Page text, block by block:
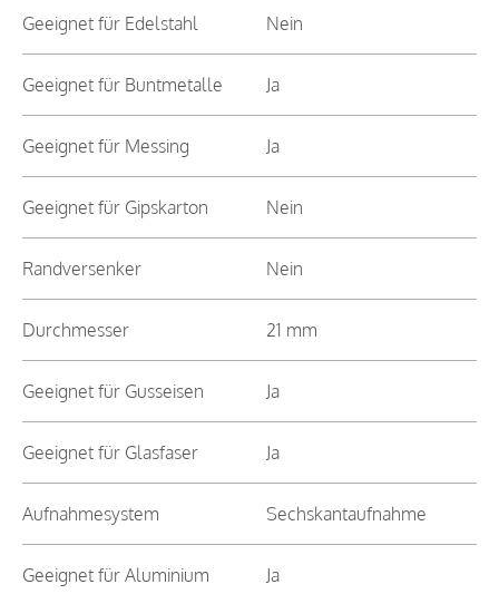
Geeignet für Edelstahl Nein
Geeignet für Buntmetalle Ja
Geeignet für Messing Ja
Geeignet für Gipskarton Nein
Randversenker Nein
Durchmesser 21 mm
Geeignet für Gusseisen Ja
Geeignet für Glasfaser Ja
Aufnahmesystem Sechskantaufnahme
Geeignet für Aluminium Ja